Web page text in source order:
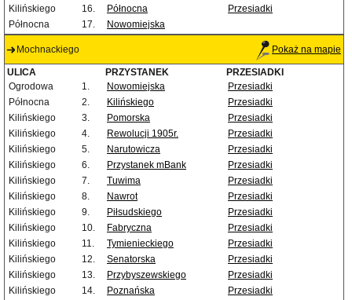
Kilińskiego
16. Północna
Przesiadki
Północna
17. Nowomiejska
Mochnackiego Pokaż na mapie
ULICA PRZYSTANEK
PRZESIADKI
Ogrodowa
1. Nowomiejska
Przesiadki
Północna
2. Kilińskiego
Przesiadki
Kilińskiego
3. Pomorska
Przesiadki
Kilińskiego
4. Rewolucji 1905r.
Przesiadki
Kilińskiego
5. Narutowicza
Przesiadki
Kilińskiego
6. Przystanek mBank
Przesiadki
Kilińskiego
7. Tuwima
Przesiadki
Kilińskiego
8. Nawrot
Przesiadki
Kilińskiego
9. Piłsudskiego
Przesiadki
Kilińskiego
10. Fabryczna
Przesiadki
Kilińskiego
11. Tymienieckiego
Przesiadki
Kilińskiego
12. Senatorska
Przesiadki
Kilińskiego
13. Przybyszewskiego
Przesiadki
Kilińskiego
14. Poznańska Przesiadki